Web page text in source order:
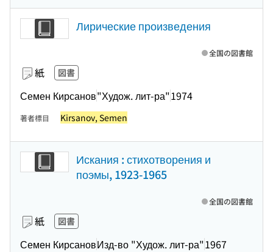
Лирические произведения
紙 図書
Семен Кирсанов"Худож. лит-ра"1974
全国の図書館
著者標目 Kirsanov, Semen
Искания : стихотворения и
поэмы, 1923-1965
紙 図書
Семен КирсановИзд-во "Худож. лит-ра"1967
全国の図書館